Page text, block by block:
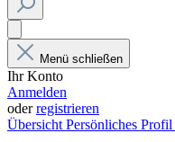
Menü schließen
Ihr Konto
Anmelden
oderregistrieren
Übersicht Persönliches Profil